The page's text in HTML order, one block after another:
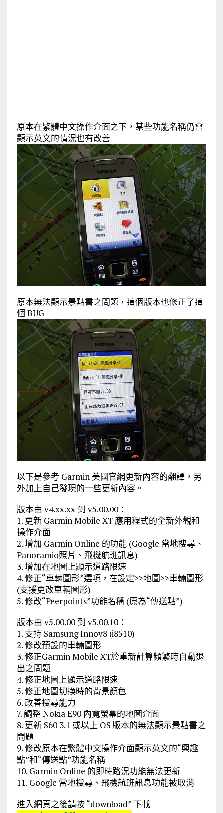
原本在繁體中文操作介面之下，某些功能名稱仍會
顯示英文的情況也有改善
原本無法顯示景點書之問題，這個版本也修正了這
個 BUG
以下是參考 Garmin 美國官網更新內容的翻譯，另
外加上自己發現的一些更新內容。
版本由 v4.xx.xx 到 v5.00.00：
1. 更新 Garmin Mobile XT 應用程式的全新外觀和
操作介面
2. 增加 Garmin Online 的功能 (Google 當地搜尋、
Panoramio照片、飛機航班訊息)
3. 增加在地圖上顯示道路限速
4. 修正“車輛圖形”選項，在設定>>地圖>>車輛圖形
(支援更改車輛圖形)
5. 修改“Peerpoints”功能名稱 (原為“傳送點”)
版本由 v5.00.00 到 v5.00.10：
1. 支持 Samsung Innov8 (i8510)
2. 修改預設的車輛圖形
3. 修正Garmin Mobile XT於重新計算頻繁時自動退
出之問題
4. 修正地圖上顯示道路限速
5. 修正地圖切換時的背景顏色
6. 改善搜尋能力
7. 調整 Nokia E90 內寬螢幕的地圖介面
8. 更新 S60 3.1 或以上 OS 版本的無法顯示景點書之
問題
9. 修改原本在繁體中文操作介面顯示英文的“興趣
點”和“傳送點”功能名稱
10. Garmin Online 的即時路況功能無法更新
11. Google 當地搜尋、飛機航班訊息功能被取消
進入網頁之後請按 “download” 下載